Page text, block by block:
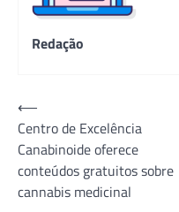
Redação
Navegação
de
Post
⟵
Centro de Excelência
Canabinoide oferece
conteúdos gratuitos sobre
cannabis medicinal